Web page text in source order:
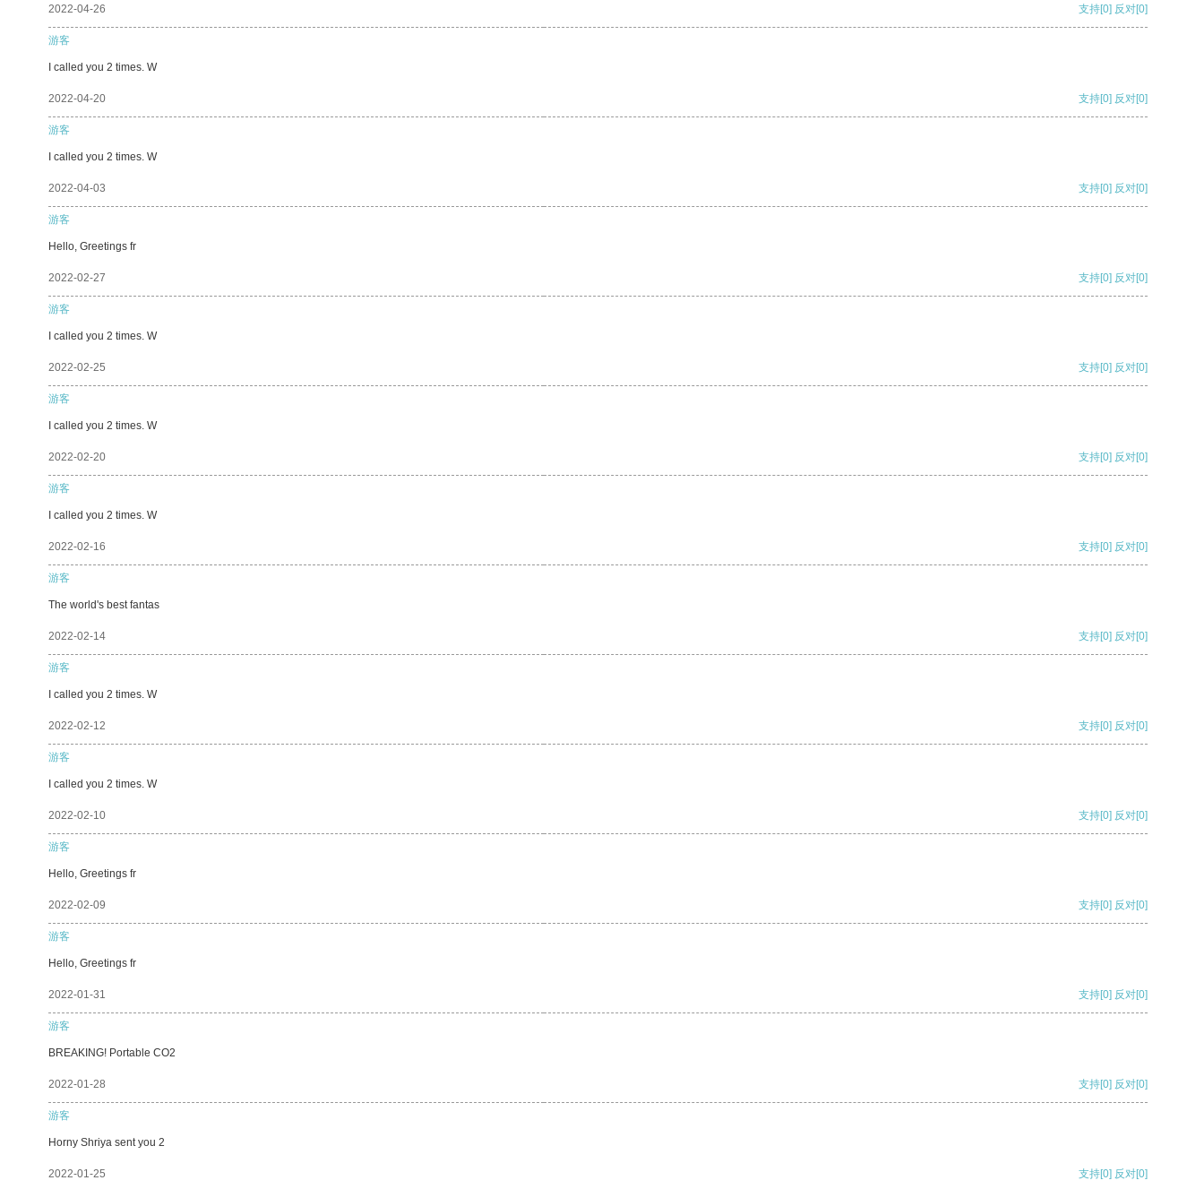
2022-04-26 支持[0] 反对[0]
游客
I called you 2 times. W
2022-04-20 支持[0] 反对[0]
游客
I called you 2 times. W
2022-04-03 支持[0] 反对[0]
游客
Hello, Greetings fr
2022-02-27 支持[0] 反对[0]
游客
I called you 2 times. W
2022-02-25 支持[0] 反对[0]
游客
I called you 2 times. W
2022-02-20 支持[0] 反对[0]
游客
I called you 2 times. W
2022-02-16 支持[0] 反对[0]
游客
The world's best fantas
2022-02-14 支持[0] 反对[0]
游客
I called you 2 times. W
2022-02-12 支持[0] 反对[0]
游客
I called you 2 times. W
2022-02-10 支持[0] 反对[0]
游客
Hello, Greetings fr
2022-02-09 支持[0] 反对[0]
游客
Hello, Greetings fr
2022-01-31 支持[0] 反对[0]
游客
BREAKING! Portable CO2
2022-01-28 支持[0] 反对[0]
游客
Horny Shriya sent you 2
2022-01-25 支持[0] 反对[0]